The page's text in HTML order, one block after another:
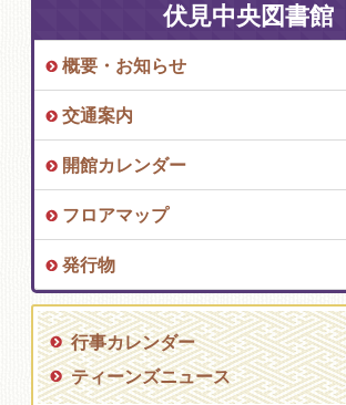
伏見中央図書館
概要・お知らせ
交通案内
開館カレンダー
フロアマップ
発行物
行事カレンダー
ティーンズニュース